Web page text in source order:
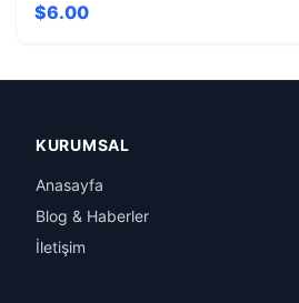
$6.00
KURUMSAL
Anasayfa
Blog & Haberler
İletişim